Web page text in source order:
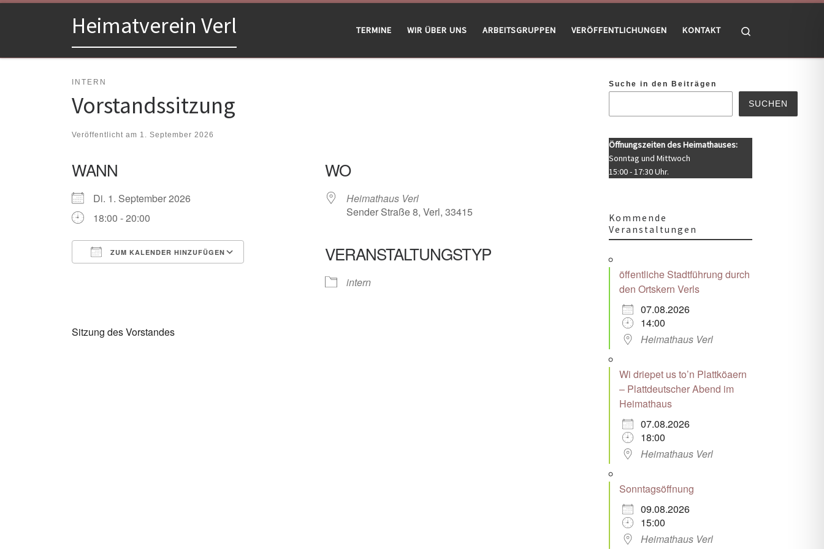
Zum Inhalt springenHeimatverein Verl TERMINE WIR ÜBER UNS ARBEITSGRUPPEN VERÖFFENTLICHUNGEN KONTAKT
INTERN
Vorstandssitzung
Veröffentlicht am 1. September 2026
WANN
Di. 1. September 2026
18:00 - 20:00
ZUM KALENDER HINZUFÜGEN
Google Kalender Office 365 Outlook Live
WO
Heimathaus Verl
Sender Straße 8, Verl, 33415
VERANSTALTUNGSTYP
intern
Sitzung des Vorstandes
Suche in den Beiträgen
SUCHEN
Öffnungszeiten des Heimathauses:
Sonntag und Mittwoch
15:00 - 17:30 Uhr.
Kommende
Veranstaltungen
öffentliche Stadtführung durch
den Ortskern Verls
07.08.2026
14:00
Heimathaus Verl
Wi driepet us to’n Plattköaern
– Plattdeutscher Abend im
Heimathaus
07.08.2026
18:00
Heimathaus Verl
Sonntagsöffnung
09.08.2026
15:00
Heimathaus Verl